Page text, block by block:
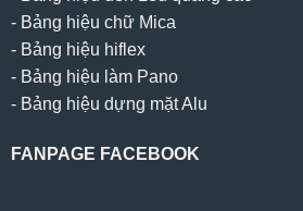
- Bảng hiệu chữ Mica
- Bảng hiệu hiflex
- Bảng hiệu làm Pano
- Bảng hiệu dựng mặt Alu
FANPAGE FACEBOOK